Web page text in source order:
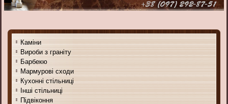
Каміни
Вироби з граніту
Барбекю
Мармурові сходи
Кухонні стільниці
Інші стільниці
Підвіконня